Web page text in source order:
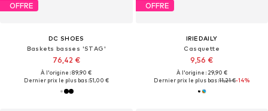
OFFRE
DC SHOES
Baskets basses 'STAG'
76,42 €
À l'origine : 89,90 €
Dernier prix le plus bas :51,00 €
OFFRE
IRIEDAILY
Casquette
9,56 €
À l'origine : 29,90 €
Dernier prix le plus bas :11,21 €-14%